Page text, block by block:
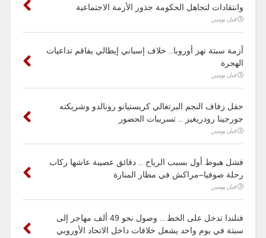
وانتقادات لتجاهل الحكومة جذور الأزمة الاجتماعية
قبل يومين
أزمة سبتة تهز أوروبا.. خلاف إسباني إيطالي يفاقم تداعيات
الهجرة
قبل يومين
حفل زفاف النجم البرتغالي كريستيانو رونالدو وشريكته
جورجينا رودريغيز .. تسريبات الحضور
قبل يومين
فشل هبوط أول بسبب الرياح .. دقائق عصيبة عاشها ركاب
رحلة صوفيا–مراكش في مطار المنارة
قبل يومين
فنلندا تدخل على الخط .. وصول نحو 49 ألف مهاجر إلى
سبتة في يوم واحد يشعل خلافات داخل الاتحاد الأوروبي